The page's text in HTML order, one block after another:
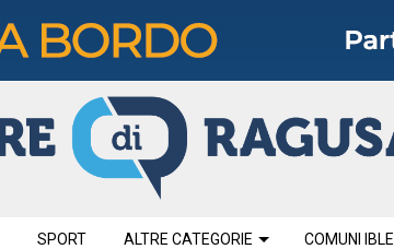
SPORT ALTRE CATEGORIE COMUNI IBLEI